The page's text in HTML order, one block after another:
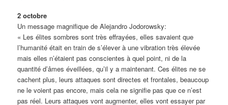
2 octobre
Un message magnifique de Alejandro Jodorowsky:
« Les élites sombres sont très effrayées, elles savaient que
l’humanité était en train de s’élever à une vibration très élevée
mais elles n’étaient pas conscientes à quel point, ni de la
quantité d’âmes éveillées, qu’il y a maintenant. Ces élites ne se
cachent plus, leurs attaques sont directes et frontales, beaucoup
ne le voient pas encore, mais cela ne signifie pas que ce n’est
pas réel. Leurs attaques vont augmenter, elles vont essayer par